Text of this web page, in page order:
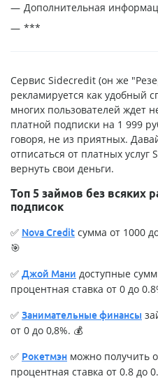
Дополнительная
***
Сервис Sidecredit (он же
рекламируется как удобный
многих пользователей ждет
платной подписки на 1 999
говоря, не из приятных.
отписаться от платных
вернуть свои деньги.
Топ 5 займов без всяких
подписок
✅ Nova Credit сумма от 1000
🎯
✅ Джой Мани доступные
процентная ставка от 0 до
✅ Занимательные финансы
от 0 до 0,8%. 💰
✅ Рокетмэн можно получить
процентная ставка от 0.8 до